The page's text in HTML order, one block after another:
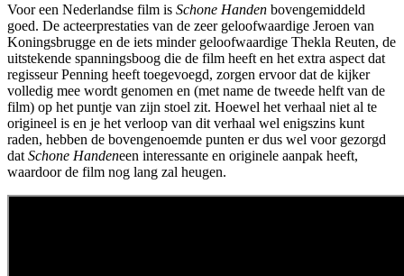
Voor een Nederlandse film is Schone Handen bovengemiddeld
goed. De acteerprestaties van de zeer geloofwaardige Jeroen van
Koningsbrugge en de iets minder geloofwaardige Thekla Reuten, de
uitstekende spanningsboog die de film heeft en het extra aspect dat
regisseur Penning heeft toegevoegd, zorgen ervoor dat de kijker
volledig mee wordt genomen en (met name de tweede helft van de
film) op het puntje van zijn stoel zit. Hoewel het verhaal niet al te
origineel is en je het verloop van dit verhaal wel enigszins kunt
raden, hebben de bovengenoemde punten er dus wel voor gezorgd
dat Schone Handeneen interessante en originele aanpak heeft,
waardoor de film nog lang zal heugen.